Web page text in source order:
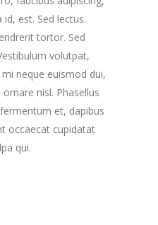
est. Sed lectus.
tortor. Sed
volutpat,
neque euismod dui,
nisl. Phasellus
et, dapibus
occaecat cupidatat
qui.